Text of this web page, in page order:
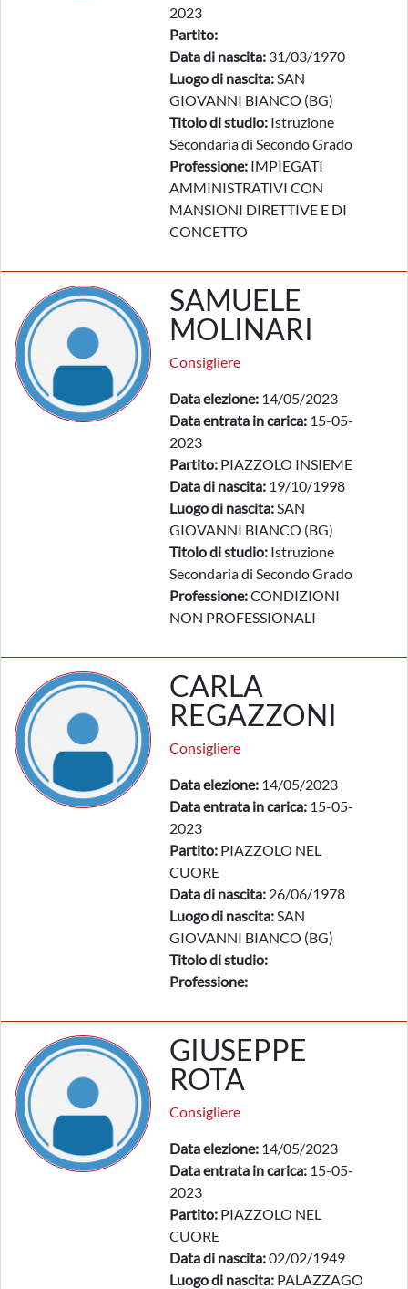
2023
Partito:
Data di nascita: 31/03/1970
Luogo di nascita:SAN
GIOVANNI BIANCO (BG)
Titolo di studio: Istruzione
Secondaria di Secondo Grado
Professione: IMPIEGATI
AMMINISTRATIVI CON
MANSIONI DIRETTIVE E DI
CONCETTO
SAMUELE
MOLINARI
Consigliere
Data elezione: 14/05/2023
Data entrata in carica: 15-05-
2023
Partito: PIAZZOLO INSIEME
Data di nascita: 19/10/1998
Luogo di nascita:SAN
GIOVANNI BIANCO (BG)
Titolo di studio: Istruzione
Secondaria di Secondo Grado
Professione:CONDIZIONI
NON PROFESSIONALI
CARLA
REGAZZONI
Consigliere
Data elezione: 14/05/2023
Data entrata in carica: 15-05-
2023
Partito: PIAZZOLO NEL
CUORE
Data di nascita: 26/06/1978
Luogo di nascita:SAN
GIOVANNI BIANCO (BG)
Titolo di studio:
Professione:
GIUSEPPE
ROTA
Consigliere
Data elezione: 14/05/2023
Data entrata in carica: 15-05-
2023
Partito: PIAZZOLO NEL
CUORE
Data di nascita:02/02/1949
Luogo di nascita: PALAZZAGO